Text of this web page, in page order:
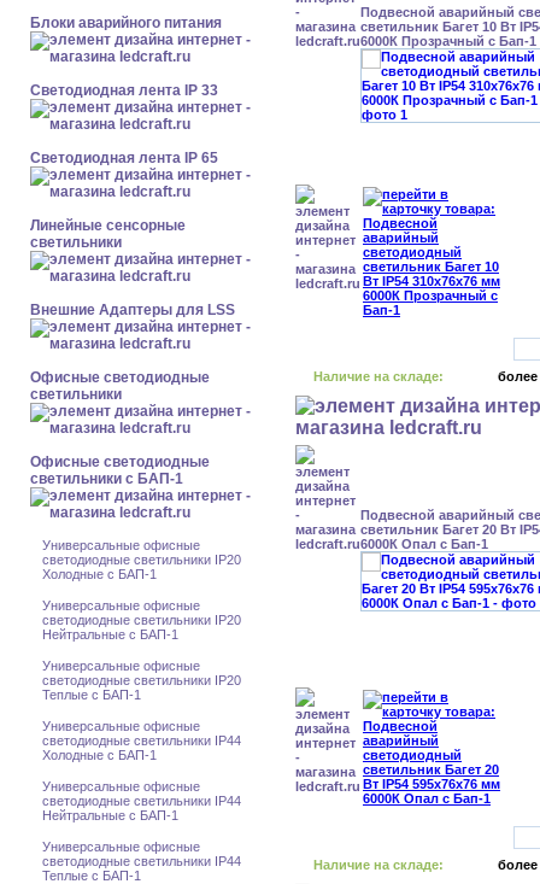
Блоки аварийного питания
Светодиодная лента IP 33
Светодиодная лента IP 65
Линейные сенсорные
светильники
Внешние Адаптеры для LSS
Офисные светодиодные
светильники
Офисные светодиодные
светильники с БАП-1
Универсальные офисные
светодиодные светильники IP20
Холодные с БАП-1
Универсальные офисные
светодиодные светильники IP20
Нейтральные с БАП-1
Универсальные офисные
светодиодные светильники IP20
Теплые с БАП-1
Универсальные офисные
светодиодные светильники IP44
Холодные с БАП-1
Универсальные офисные
светодиодные светильники IP44
Нейтральные с БАП-1
Универсальные офисные
светодиодные светильники IP44
Теплые с БАП-1
Подвесной аварийный
светильник Багет 10 Вт
6000К Прозрачный с Бап-1
Наличие на складе: более
Подвесной аварийный
светильник Багет 20 Вт
6000К Опал с Бап-1
Наличие на складе: более